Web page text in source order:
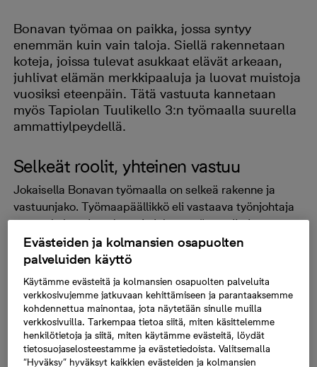
Bonavan työmaa on paikka, jossa syntyy
enemmän kuin vain taloja. Siellä rakennetaan
koteja, joissa tulevat asukkaat elävät arkeaan,
juhlivat elämän merkkipaaluja ja luovat muistoja
vuosiksi eteenpäin. Tätä vastuuta kannetaan
myös Tapiolan Tuulikello 3:n työmaalla suurella
ammattiylpeydellä.
Selkeät roolit, yhteinen vastuu
Jokaisella Bonavan työmaalla on selkeä rakenne ja
vastuunjako. Työmaapäällikkö eli vastaava työnjohtaja
vastaa kokonaisuudesta ja johtaa työmaatiimin
päivittäistä arkea. Yhdessä tiimi pitää huolen siitä, että
rakentaminen etenee hallitusti ja laadukkaasti
suunnitelmien, määräysten ja aikataulujen mukaisesti,
turvallisuudesta tinkimättä.
Yhteinen ymmärrys tavoitteista ja avoin viestintä ovat
keskeinen osa työmaan sujuvaa arkea. Kun jokainen
tietää oman roolinsa ja vastuunsa, lopputulos on
Evästeiden ja kolmansien osapuolten
palveluiden käyttö
Käytämme evästeitä ja kolmansien osapuolten palveluita
verkkosivujemme jatkuvaan kehittämiseen ja parantaaksemme
kohdennettua mainontaa, jota näytetään sinulle muilla
verkkosivuilla. Tarkempaa tietoa siitä, miten käsittelemme
henkilötietoja ja siitä, miten käytämme evästeitä, löydät
tietosuojaselosteestamme ja evästetiedoista. Valitsemalla
“Hyväksy” hyväksyt kaikkien evästeiden ja kolmansien